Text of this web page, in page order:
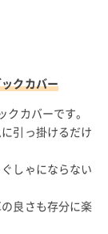
クカバー
カバーです。
引っ掛けるだけ
しゃにならない
良さも存分に楽